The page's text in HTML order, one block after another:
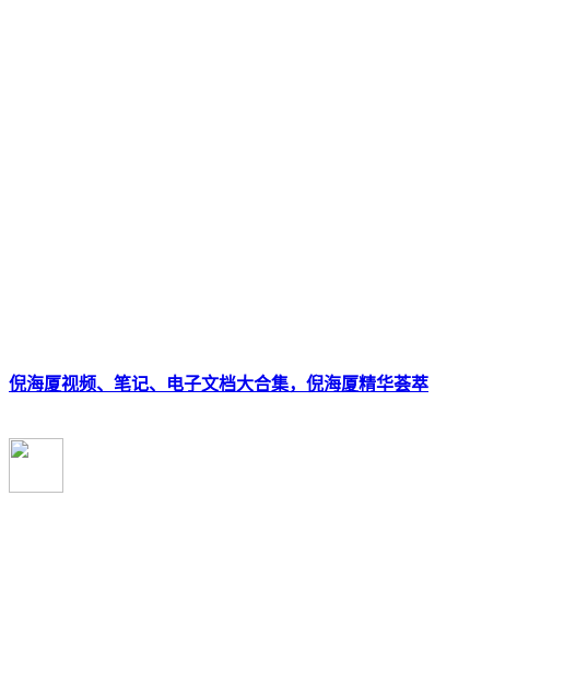
倪海厦视频、笔记、电子文档大合集，倪海厦精华荟萃